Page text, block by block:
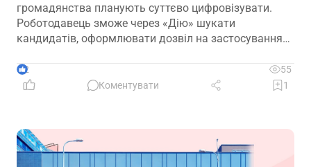
громадянства планують суттєво цифровізувати.
Роботодавець зможе через «Дію» шукати
кандидатів, оформлювати дозвіл на застосування
прийняття на роботу
2
55
Коментувати
1